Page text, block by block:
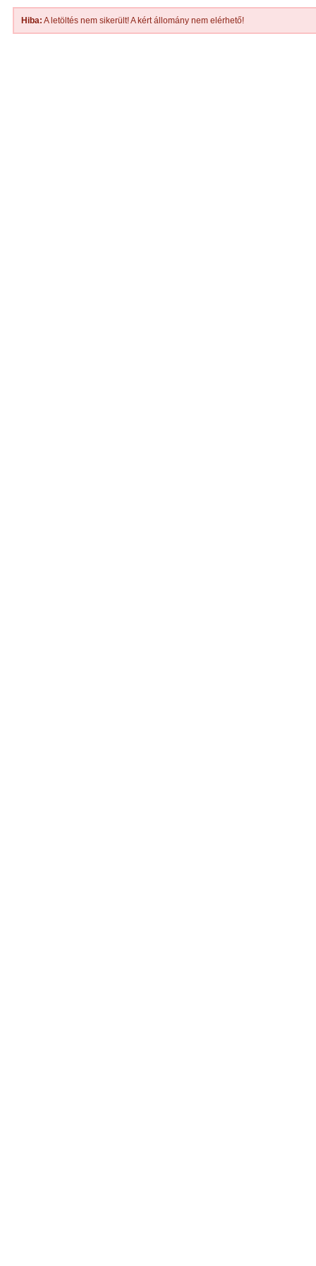
Hiba: A letöltés nem sikerült! A kért állomány nem elérhető!